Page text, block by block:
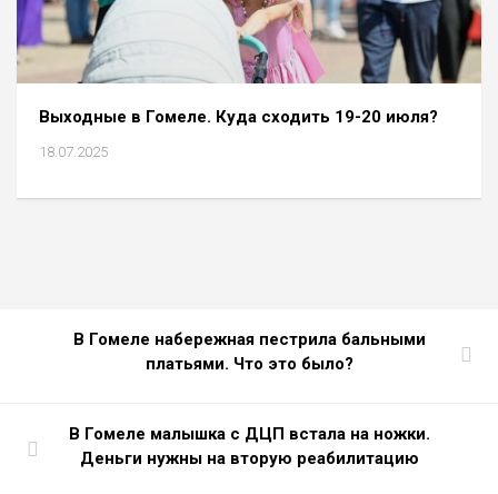
Выходные в Гомеле. Куда сходить 19-20 июля?
18.07.2025
В Гомеле набережная пестрила бальными
платьями. Что это было?
В Гомеле малышка с ДЦП встала на ножки.
Деньги нужны на вторую реабилитацию